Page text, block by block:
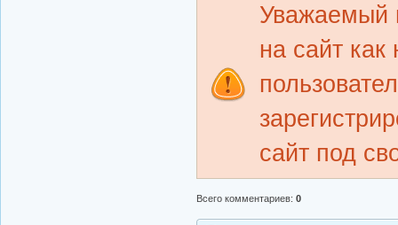
Уважаемый
на сайт как
сайт под
Всего комментариев: 0